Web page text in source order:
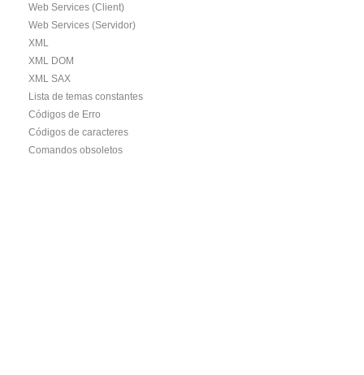
Web Services (Client)
Web Services (Servidor)
XML
XML DOM
XML SAX
Lista de temas constantes
Códigos de Erro
Códigos de caracteres
Comandos obsoletos